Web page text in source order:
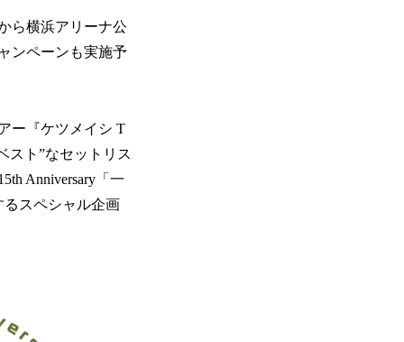
ら横浜アリーナ公
ンペーンも実施予
ー『ケツメイシ T
スト”なセットリス
Anniversary「一
スペシャル企画